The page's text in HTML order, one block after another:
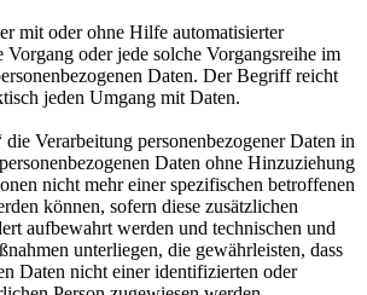
mit oder ohne Hilfe automatisierter
Vorgang oder jede solche Vorgangsreihe im
Daten. Der Begriff reicht
jeden Umgang mit Daten.
die Verarbeitung personenbezogener Daten in
Daten ohne Hinzuziehung
nicht mehr einer spezifischen betroffenen
können, sofern diese zusätzlichen
aufbewahrt werden und technischen und
unterliegen, die gewährleisten, dass
Daten nicht einer identifizierten oder